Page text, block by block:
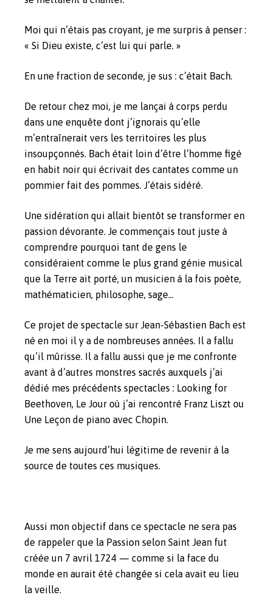
Moi qui n’étais pas croyant, je me surpris à penser :
« Si Dieu existe, c’est lui qui parle. »
En une fraction de seconde, je sus : c’était Bach.
De retour chez moi, je me lançai à corps perdu
dans une enquête dont j’ignorais qu’elle
m’entraînerait vers les territoires les plus
insoupçonnés. Bach était loin d’être l’homme figé
en habit noir qui écrivait des cantates comme un
pommier fait des pommes. J’étais sidéré.
Une sidération qui allait bientôt se transformer en
passion dévorante. Je commençais tout juste à
comprendre pourquoi tant de gens le
considéraient comme le plus grand génie musical
que la Terre ait porté, un musicien à la fois poète,
mathématicien, philosophe, sage…
Ce projet de spectacle sur Jean-Sébastien Bach est
né en moi il y a de nombreuses années. Il a fallu
qu’il mûrisse. Il a fallu aussi que je me confronte
avant à d’autres monstres sacrés auxquels j’ai
dédié mes précédents spectacles : Looking for
Beethoven, Le Jour où j’ai rencontré Franz Liszt ou
Une Leçon de piano avec Chopin.
Je me sens aujourd’hui légitime de revenir à la
source de toutes ces musiques.
Aussi mon objectif dans ce spectacle ne sera pas
de rappeler que la Passion selon Saint Jean fut
créée un 7 avril 1724 — comme si la face du
monde en aurait été changée si cela avait eu lieu
la veille.